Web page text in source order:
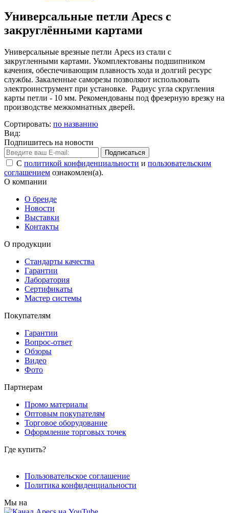
Универсальные петли Apecs с
закруглёнными картами
Универсальные врезные петли Apecs из стали с
закругленными картами. Укомплектованы подшипником
качения, обеспечивающим плавность хода и долгий ресурс
службы. Закаленные саморезы позволяют использовать
электроинструмент при установке. Радиус угла скругления
карты петли - 10 мм. Рекомендованы под фрезерную врезку на
производстве межкомнатных дверей.
Сортировать: по названию
Вид:
Подпишитесь на новости
Подписаться
С политикой конфиденциальности и пользовательским
соглашением ознакомлен(а).
О компании
О бренде
Новости
Выставки
Контакты
О продукции
Стандарты качества
Гарантии
Лаборатория
Сертификаты
Мастер системы
Покупателям
Гарантии
Вопрос-ответ
Обзоры
Видео
Фото
Партнерам
Промо материалы
Оптовым покупателям
Торговое оборудование
Оформление торговых точек
Где купить?
Пользовательское соглашение
Политика конфиденциальности
Мы на